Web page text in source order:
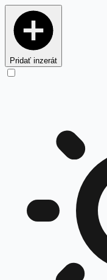
Pridať inzerát